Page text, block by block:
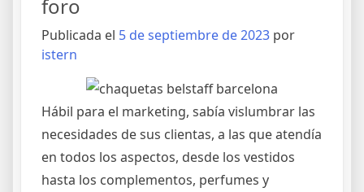
foro
Publicada el 5 de septiembre de 2023 por
istern
Hábil para el marketing, sabía vislumbrar las
necesidades de sus clientas, a las que atendía
en todos los aspectos, desde los vestidos
hasta los complementos, perfumes y